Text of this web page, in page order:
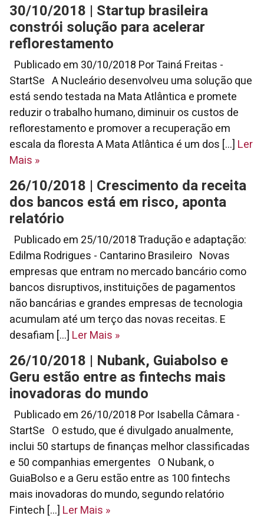
30/10/2018 | Startup brasileira
constrói solução para acelerar
reflorestamento
Publicado em 30/10/2018 Por Tainá Freitas -
StartSe A Nucleário desenvolveu uma solução que
está sendo testada na Mata Atlântica e promete
reduzir o trabalho humano, diminuir os custos de
reflorestamento e promover a recuperação em
escala da floresta A Mata Atlântica é um dos [...] Ler
Mais »
26/10/2018 | Crescimento da receita
dos bancos está em risco, aponta
relatório
Publicado em 25/10/2018 Tradução e adaptação:
Edilma Rodrigues - Cantarino Brasileiro Novas
empresas que entram no mercado bancário como
bancos disruptivos, instituições de pagamentos
não bancárias e grandes empresas de tecnologia
acumulam até um terço das novas receitas. E
desafiam [...] Ler Mais »
26/10/2018 | Nubank, Guiabolso e
Geru estão entre as fintechs mais
inovadoras do mundo
Publicado em 26/10/2018 Por Isabella Câmara -
StartSe O estudo, que é divulgado anualmente,
inclui 50 startups de finanças melhor classificadas
e 50 companhias emergentes O Nubank, o
GuiaBolso e a Geru estão entre as 100 fintechs
mais inovadoras do mundo, segundo relatório
Fintech [...] Ler Mais »